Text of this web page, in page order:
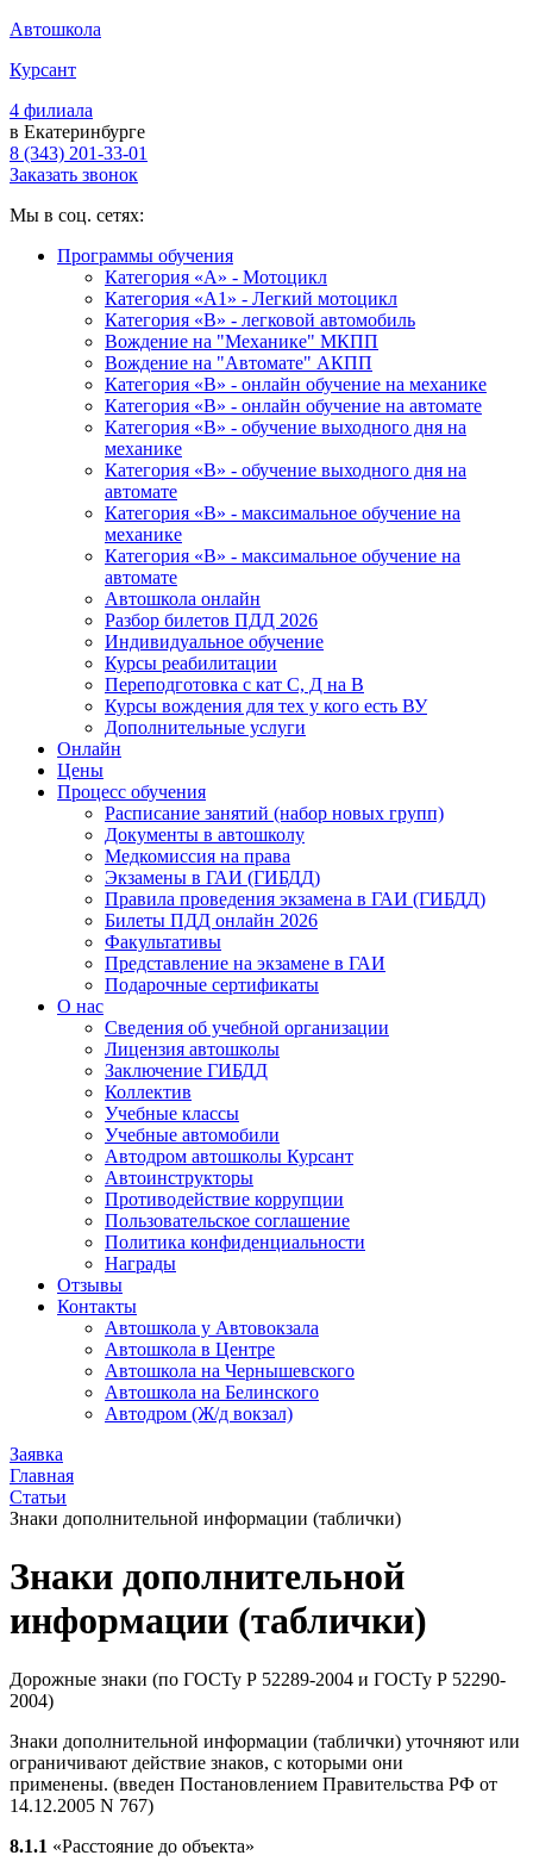
Автошкола
Курсант
4 филиала
в Екатеринбурге
8 (343) 201-33-01
Заказать звонок
Мы в соц. сетях:
Программы обучения
Категория «А» - Мотоцикл
Категория «A1» - Легкий мотоцикл
Категория «B» - легковой автомобиль
Вождение на "Механике" МКПП
Вождение на "Автомате" АКПП
Категория «B» - онлайн обучение на механике
Категория «B» - онлайн обучение на автомате
Категория «B» - обучение выходного дня на
механике
Категория «B» - обучение выходного дня на
автомате
Категория «B» - максимальное обучение на
механике
Категория «B» - максимальное обучение на
автомате
Автошкола онлайн
Разбор билетов ПДД 2026
Индивидуальное обучение
Курсы реабилитации
Переподготовка с кат С, Д на В
Курсы вождения для тех у кого есть ВУ
Дополнительные услуги
Онлайн
Цены
Процесс обучения
Расписание занятий (набор новых групп)
Документы в автошколу
Медкомиссия на права
Экзамены в ГАИ (ГИБДД)
Правила проведения экзамена в ГАИ (ГИБДД)
Билеты ПДД онлайн 2026
Факультативы
Представление на экзамене в ГАИ
Подарочные сертификаты
О нас
Сведения об учебной организации
Лицензия автошколы
Заключение ГИБДД
Коллектив
Учебные классы
Учебные автомобили
Автодром автошколы Курсант
Автоинструкторы
Противодействие коррупции
Пользовательское соглашение
Политика конфиденциальности
Награды
Отзывы
Контакты
Автошкола у Автовокзала
Автошкола в Центре
Автошкола на Чернышевского
Автошкола на Белинского
Автодром (Ж/д вокзал)
Заявка
Главная
Статьи
Знаки дополнительной информации (таблички)
Знаки дополнительной
информации (таблички)
Дорожные знаки (по ГОСТу Р 52289-2004 и ГОСТу Р 52290-
2004)
Знаки дополнительной информации (таблички) уточняют или
ограничивают действие знаков, с которыми они
применены. (введен Постановлением Правительства РФ от
14.12.2005 N 767)
8.1.1 «Расстояние до объекта»